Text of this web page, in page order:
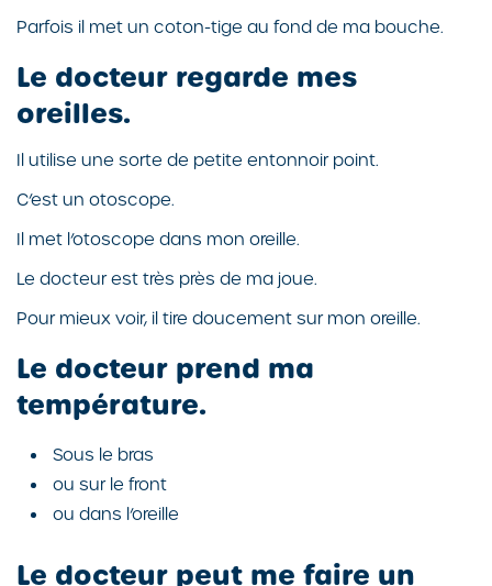
Parfois il met un coton-tige au fond de ma bouche.
Le docteur regarde mes
oreilles.
Il utilise une sorte de petite entonnoir point.
C’est un otoscope.
Il met l’otoscope dans mon oreille.
Le docteur est très près de ma joue.
Pour mieux voir, il tire doucement sur mon oreille.
Le docteur prend ma
température.
Sous le bras
ou sur le front
ou dans l’oreille
Le docteur peut me faire un